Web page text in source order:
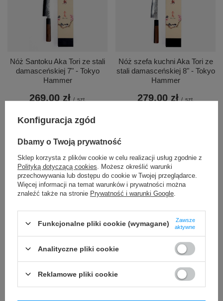
Nóż Santoku Aka Tori ze stali
damasceńskiej 7" - Tokyo
Hammer
269,00 zł / szt.
+ Dodaj do porównania
Nóż szefa kuchni Aka Tori ze
stali damasceńskiej 8" - Tokyo
Hammer
279,00 zł / szt.
Nóż Nakiri do warzyw Aka Tori
ze stali damasceńskiej 7" -
279,00 zł / szt.
+ Dodaj do porównania
Zestaw startowy Aka Tori
Basic Tokyo Hammer (2 szt.)
508,00 zł / szt.
+ Dodaj do porównania
Konfiguracja zgód
Dbamy o Twoją prywatność
Sklep korzysta z plików cookie w celu realizacji usług zgodnie z
Polityką dotyczącą cookies . Możesz określić warunki
przechowywania lub dostępu do cookie w Twojej przeglądarce.
Więcej informacji na temat warunków i prywatności można
znaleźć także na stronie Prywatność i warunki Google
Funkcjonalne pliki cookie (wymagane)
Zawsze
aktywne
Analityczne pliki cookie
Reklamowe pliki cookie